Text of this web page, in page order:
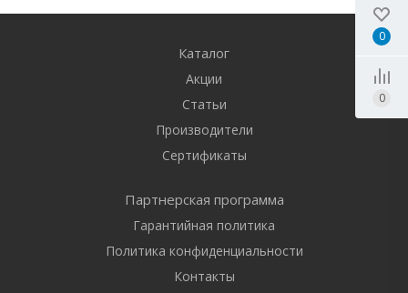
Каталог
Акции
Статьи
Производители
Сертификаты
Партнерская программа
Гарантийная политика
Политика конфиденциальности
Контакты
0
0